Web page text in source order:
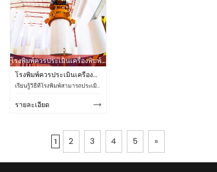
โรงพิมพ์ควรประเมินเครื่องพิมพ์ผ้าดิจิทัลหลายหัวอย่างไรก่อนที่จะขยายการผลิต?
โรงพิมพ์ควรประเมินเครื่องพิมพ์ผ้าดิจิทัลหลายหัวอย่างไรก่อนที่จะขยายการผลิต?
เรียนรู้วิธีที่โรงพิมพ์สามารถประเมินความเร็วของเครื่องพิมพ์ผ้าดิจิทัล การกำหนดค่าหัวพิมพ์ การป้อนผ้า เวลาหยุดทำงาน และตัวเลือกต่างๆ ของ Changfa ก่อนที่จะขยายขนาดการพิมพ์สิ่งทอ
รายละเอียด
1 2 3 4 5 »